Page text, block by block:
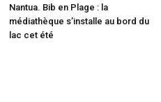
Nantua. Bib en Plage : la
médiathèque s’installe au bord du
lac cet été